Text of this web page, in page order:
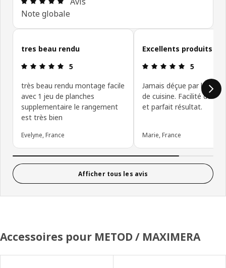
Note globale
Ignorer les avis clients
tres beau rendu
Avis: 5 sur 5 étoiles
5
très beau rendu montage facile
avec 1 jeu de planches
supplementaire le rangement
est très bien
Evelyne, France
Excellents produits
Avis: 5 sur
5
Jamais déçue par les
de cuisine. Facilité de
et parfait résultat.
Marie, France
Afficher tous les avis
Accessoires pour METOD / MAXIMERA